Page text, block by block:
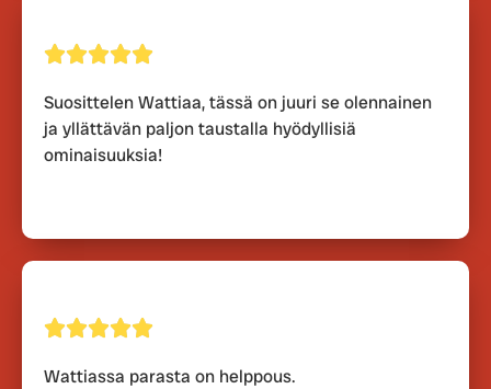
Suosittelen Wattiaa, tässä on juuri se olennainen
ja yllättävän paljon taustalla hyödyllisiä
ominaisuuksia!
Wattiassa parasta on helppous.